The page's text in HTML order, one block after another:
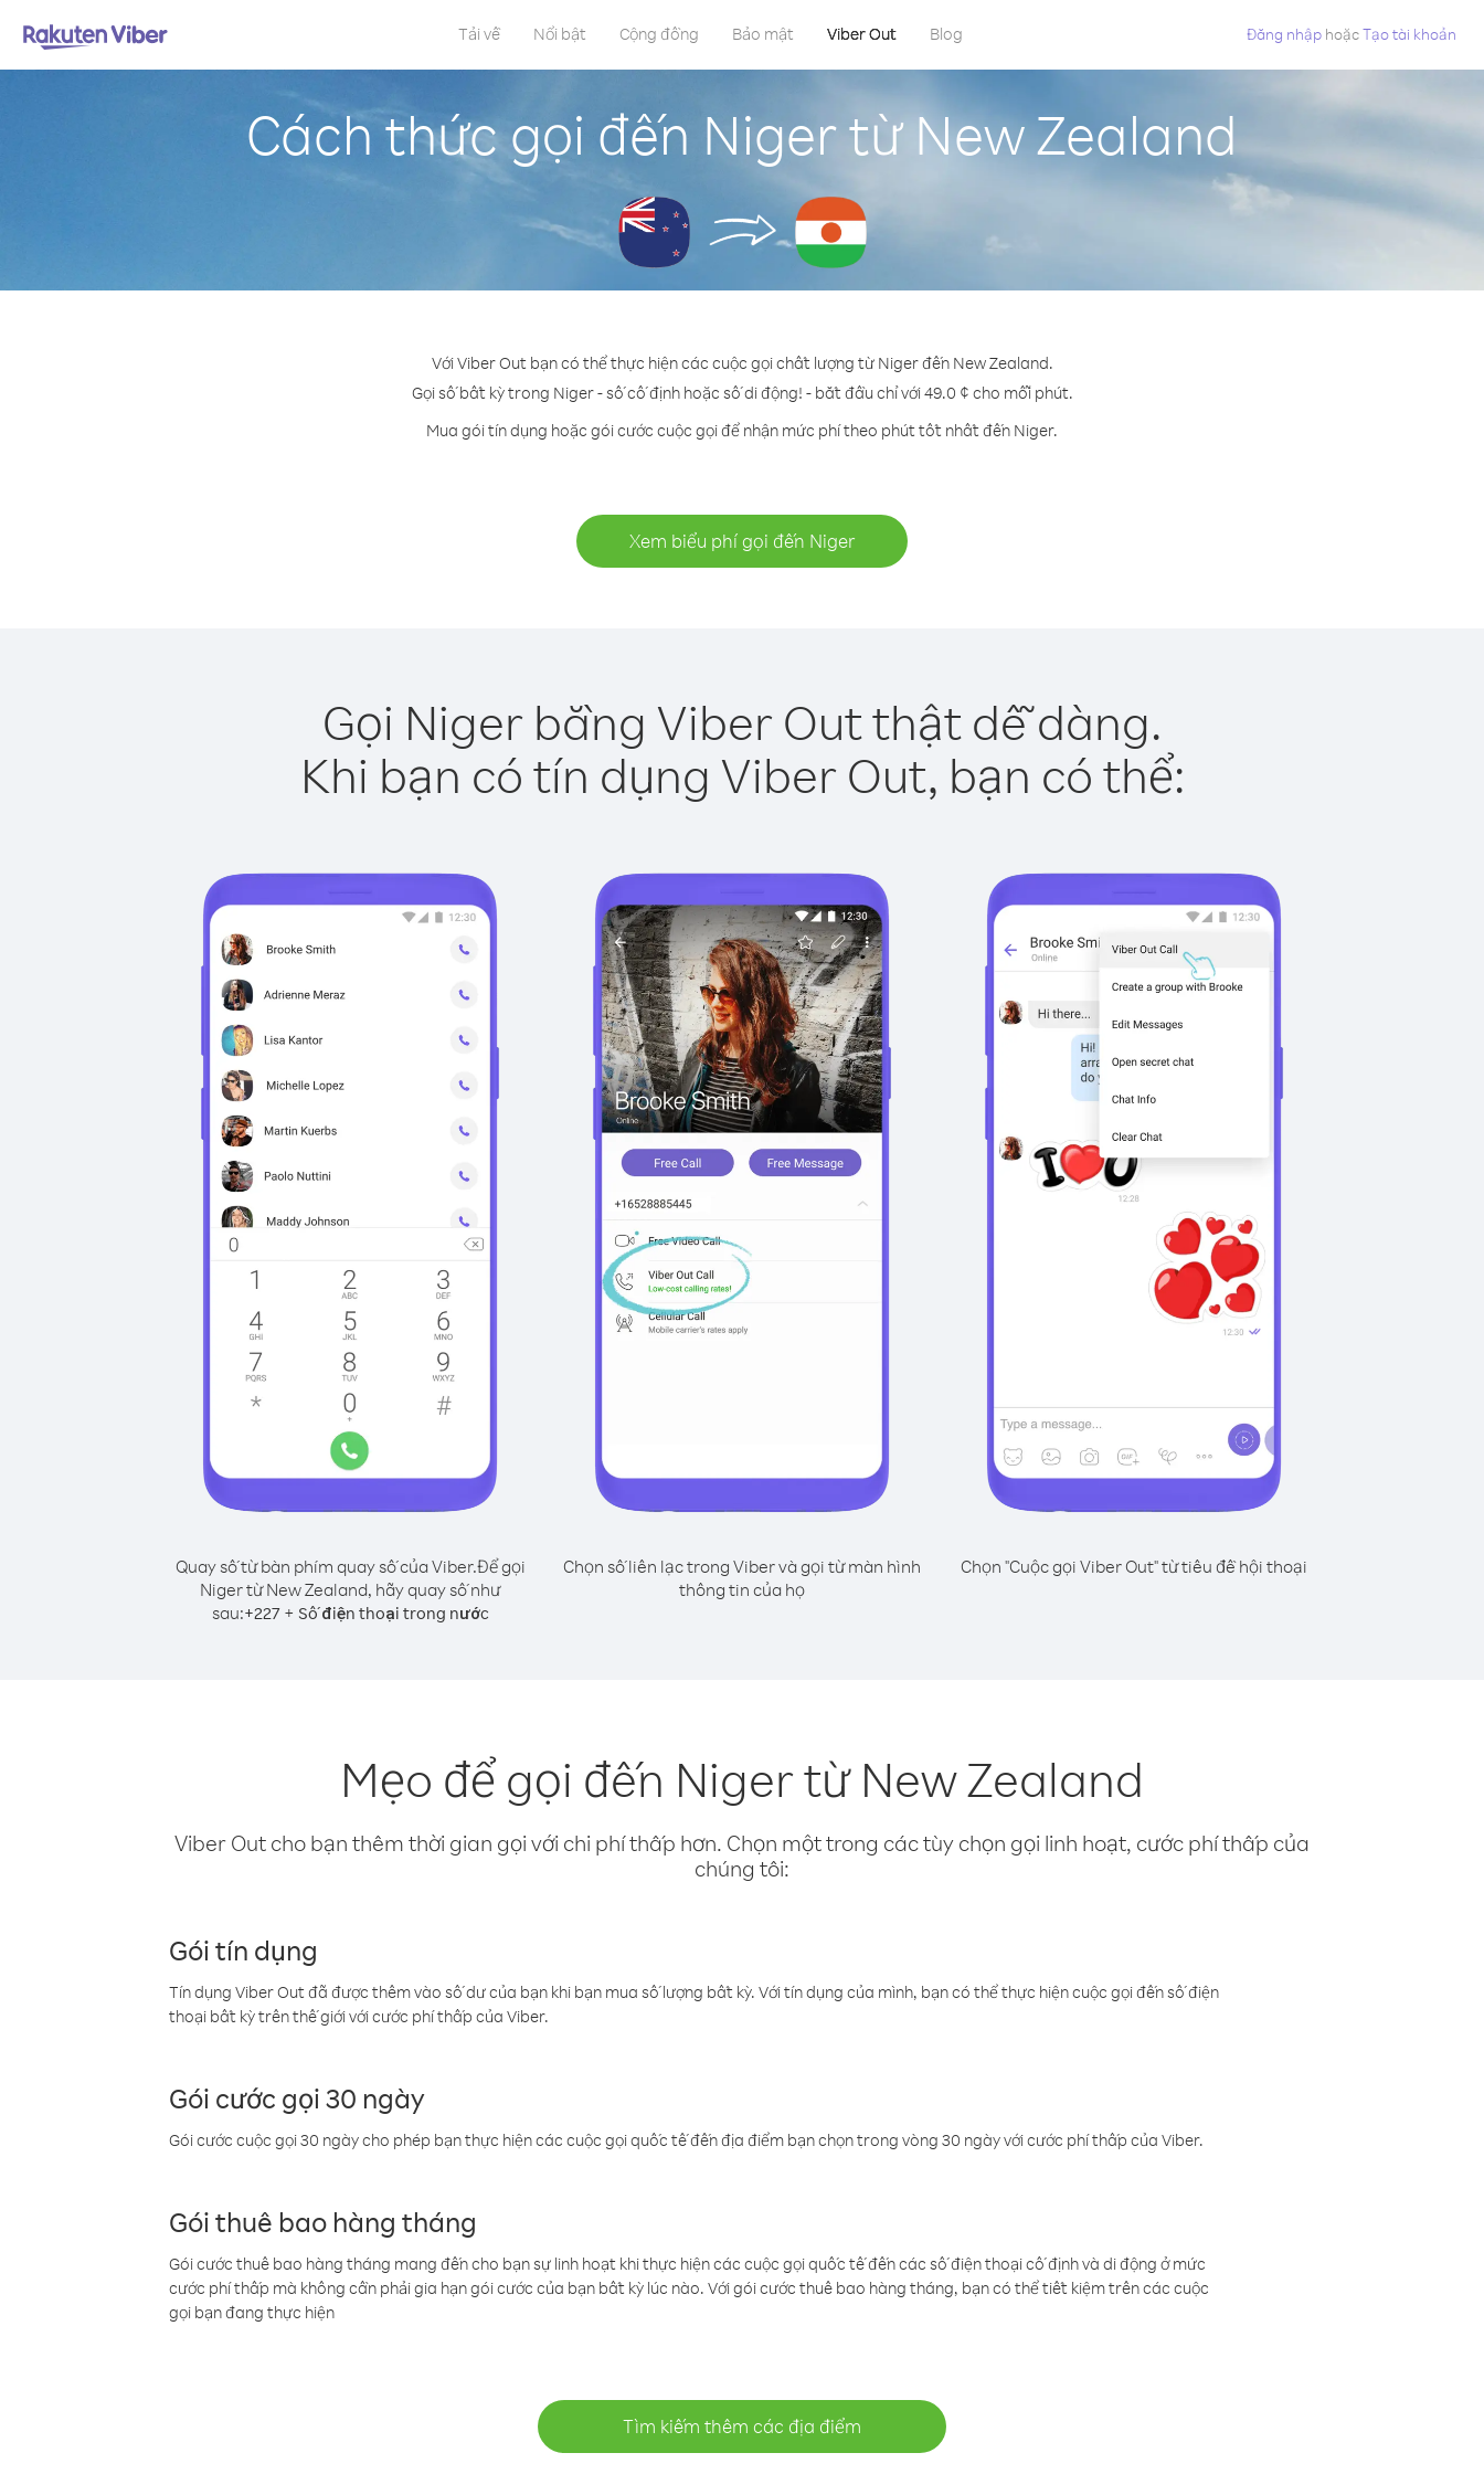
Tải về Nổi bật Cộng đồng Bảo mật Viber Out Blog Đăng nhập hoặcTạo tài khoản
Cách thức gọi đến Niger từ New Zealand
Với Viber Out bạn có thể thực hiện các cuộc gọi chất lượng từ Niger đến New Zealand.
Gọi số bất kỳ trong Niger - số cố định hoặc số di động! - bắt đầu chỉ với 49.0 ¢ cho mỗi phút.
Mua gói tín dụng hoặc gói cước cuộc gọi để nhận mức phí theo phút tốt nhất đến Niger.
Xem biểu phí gọi đến Niger
Gọi Niger bằng Viber Out thật dễ dàng.
Khi bạn có tín dụng Viber Out, bạn có thể:
Quay số từ bàn phím quay số của Viber.Để gọi
Niger từ New Zealand, hãy quay số như
sau:+227+ Số điện thoại trong nước
Chọn số liên lạc trong Viber và gọi từ màn hình
thông tin của họ
Chọn "Cuộc gọi Viber Out" từ tiêu đề hội thoại
Mẹo để gọi đến Niger từ New Zealand
Viber Out cho bạn thêm thời gian gọi với chi phí thấp hơn. Chọn một trong các tùy chọn gọi linh hoạt, cước phí thấp của
chúng tôi:
Gói tín dụng
Tín dụng Viber Out đã được thêm vào số dư của bạn khi bạn mua số lượng bất kỳ. Với tín dụng của mình, bạn có thể thực hiện cuộc gọi đến số điện
thoại bất kỳ trên thế giới với cước phí thấp của Viber.
Gói cước gọi 30 ngày
Gói cước cuộc gọi 30 ngày cho phép bạn thực hiện các cuộc gọi quốc tế đến địa điểm bạn chọn trong vòng 30 ngày với cước phí thấp của Viber.
Gói thuê bao hàng tháng
Gói cước thuê bao hàng tháng mang đến cho bạn sự linh hoạt khi thực hiện các cuộc gọi quốc tế đến các số điện thoại cố định và di động ở mức
cước phí thấp mà không cần phải gia hạn gói cước của bạn bất kỳ lúc nào. Với gói cước thuê bao hàng tháng, bạn có thể tiết kiệm trên các cuộc
gọi bạn đang thực hiện
Tìm kiếm thêm các địa điểm